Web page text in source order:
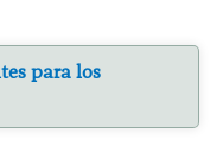
para los